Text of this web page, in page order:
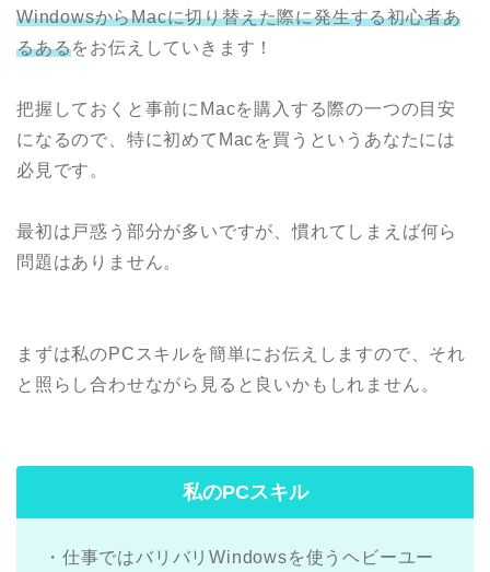
WindowsからMacに切り替えた際に発生する初心者あ
るあるをお伝えしていきます！
把握しておくと事前にMacを購入する際の一つの目安
になるので、特に初めてMacを買うというあなたには
必見です。
最初は戸惑う部分が多いですが、慣れてしまえば何ら
問題はありません。
まずは私のPCスキルを簡単にお伝えしますので、それ
と照らし合わせながら見ると良いかもしれません。
私のPCスキル
・仕事ではバリバリWindowsを使うヘビーユー